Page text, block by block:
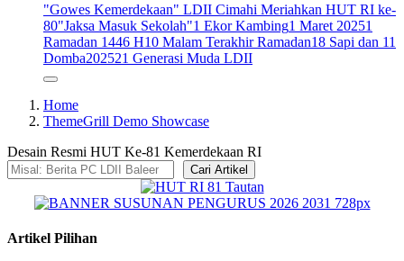
"Gowes Kemerdekaan" LDII Cimahi Meriahkan HUT RI ke-
80"Jaksa Masuk Sekolah"1 Ekor Kambing1 Maret 20251
Ramadan 1446 H10 Malam Terakhir Ramadan18 Sapi dan 11
Domba202521 Generasi Muda LDII
Home
ThemeGrill Demo Showcase
Desain Resmi HUT Ke-81 Kemerdekaan RI
Cari Artikel
Artikel Pilihan